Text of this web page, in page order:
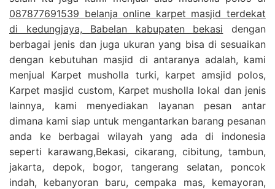
087877691539 belanja online karpet masjid terdekat
di kedungjaya, Babelan kabupaten bekasi dengan
berbagai jenis dan juga ukuran yang bisa di sesuaikan
dengan kebutuhan masjid di antaranya adalah, kami
menjual Karpet musholla turki, karpet amsjid polos,
Karpet masjid custom, Karpet musholla lokal dan jenis
lainnya, kami menyediakan layanan pesan antar
dimana kami siap untuk mengantarkan barang pesanan
anda ke berbagai wilayah yang ada di indonesia
seperti karawang,Bekasi, cikarang, cibitung, tambun,
jakarta, depok, bogor, tangerang selatan, poncok
indah, kebanyoran baru, cempaka mas, kemayoran,